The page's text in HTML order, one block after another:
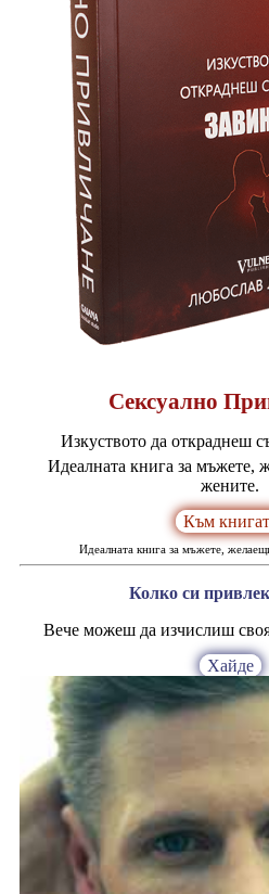
Сексуално
Изкуството да откраднеш
Идеалната книга за мъжете,
жените.
Към
Идеалната книга за мъжете,
Колко си
Вече можеш да изчислиш
Хайде